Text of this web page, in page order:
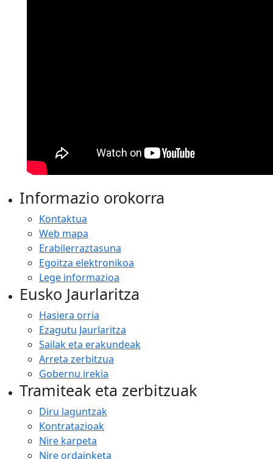
Informazio orokorra
Kontaktua
Web mapa
Erabilerraztasuna
Egoitza elektronikoa
Lege informazioa
Eusko Jaurlaritza
Hasiera orria
Ezagutu Jaurlaritza
Sailak eta erakundeak
Arreta zerbitzua
Gobernu irekia
Tramiteak eta zerbitzuak
Diru laguntzak
Kontratazioak
Nire karpeta
Nire ordainketa